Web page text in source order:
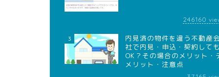
246160
3
内見済の物件を違う不動産会
社で内見・申込・契約しても
OK？その場合のメリット・
メリット・注意点